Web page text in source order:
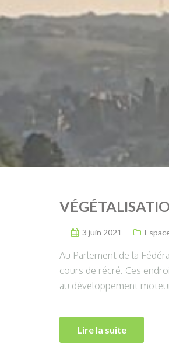
3 juin 2021
Au Parlement de la
cours de récré. Ces
au développement
Lire la suite